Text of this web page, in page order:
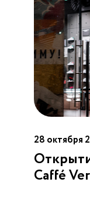
28 октября
Caffé